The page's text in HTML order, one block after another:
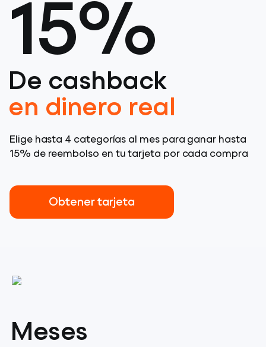
15%
De cashback
en dinero real
Elige hasta 4 categorías al mes para ganar hasta
15% de reembolso en tu tarjeta por cada compra
Obtener tarjeta
Meses